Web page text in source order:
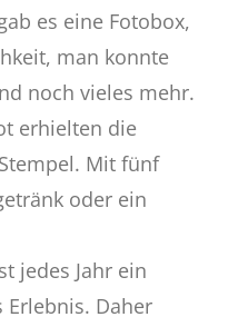
es eine Fotobox,
man konnte
noch vieles mehr.
erhielten die
Mit fünf
oder ein
jedes Jahr ein
Erlebnis. Daher